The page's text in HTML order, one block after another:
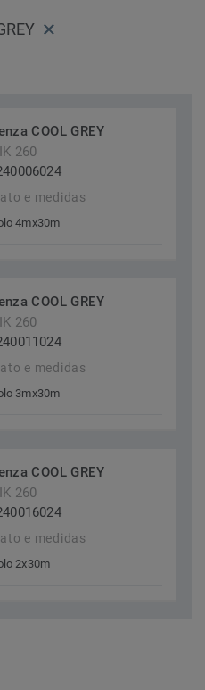
COOL GREY
260
e medidas
4mx30m
COOL GREY
260
e medidas
3mx30m
COOL GREY
260
e medidas
2x30m